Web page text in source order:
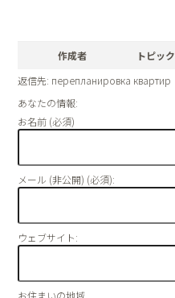
作成者
トピック
返信先: перепланировка квартир
あなたの情報:
お名前 (必須)
メール (非公開) (必須):
ウェブサイト:
お住まいの地域